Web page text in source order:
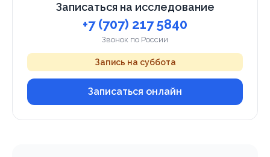
Записаться на исследование
+7 (707) 217 5840
Звонок по России
Запись на суббота
Записаться онлайн